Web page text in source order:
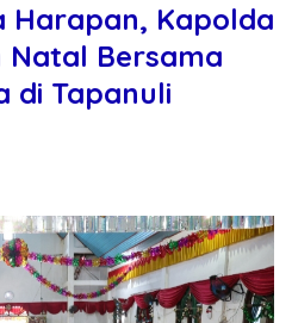
Harapan, Kapolda
Bersama
di Tapanuli